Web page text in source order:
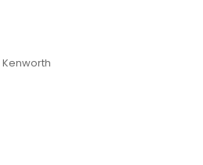
Kenworth